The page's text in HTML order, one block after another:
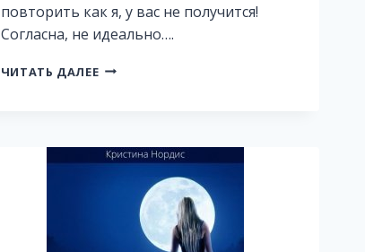
повторить как я, у вас не получится!
Согласна, не идеально….
ЧИТАТЬ ДАЛЕЕ ИНВАР.